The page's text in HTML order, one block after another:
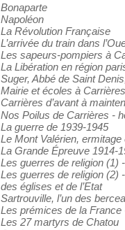
Bonaparte
Napoléon
La Révolution Française
L’arrivée du train dans
Les sapeurs-pompiers à
La Libération en région
Suger, Abbé de Saint
Mairie et écoles à Carrières
Carrières d’avant à
Nos Poilus de Carrières -
La guerre de 1939-1945
Le Mont Valérien, ermitage
La Grande Épreuve 1914-
Les guerres de religion (1)
Les guerres de religion (2)
des églises et de l’Etat
Sartrouville, l’un des
Les prémices de la
Les 27 martyrs de Chatou